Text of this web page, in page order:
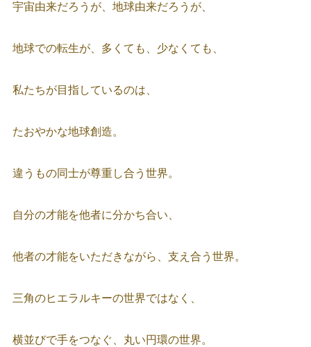
宇宙由来だろうが、地球由来だろうが、
地球での転生が、多くても、少なくても、
私たちが目指しているのは、
たおやかな地球創造。
違うもの同士が尊重し合う世界。
自分の才能を他者に分かち合い、
他者の才能をいただきながら、支え合う世界。
三角のヒエラルキーの世界ではなく、
横並びで手をつなぐ、丸い円環の世界。